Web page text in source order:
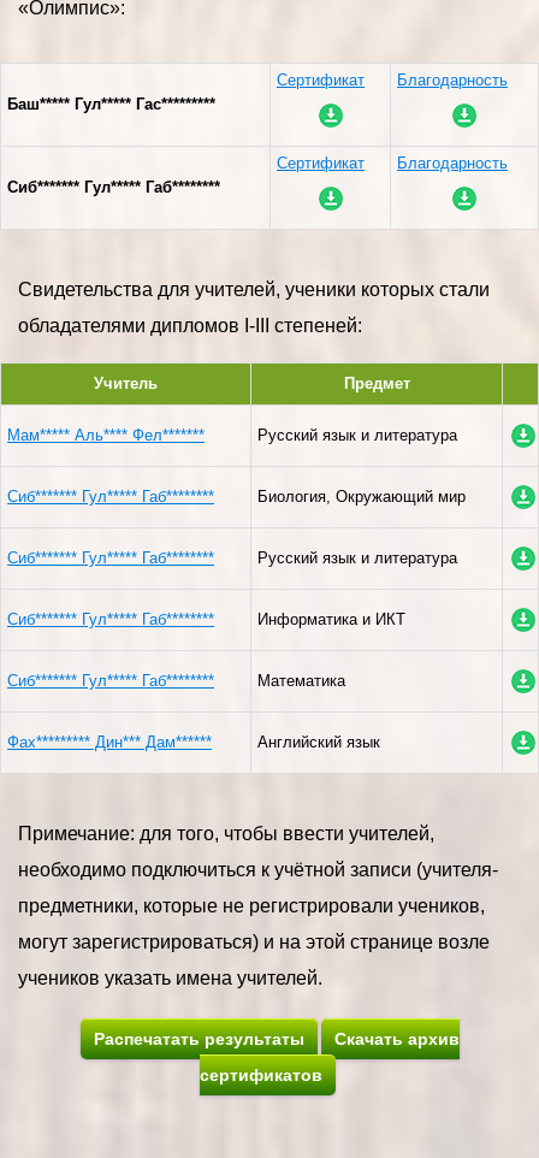
«Олимпис»:
Баш***** Гул***** Гас*********
Сертификат Благодарность
Сиб******* Гул***** Габ********
Сертификат Благодарность
Свидетельства для учителей, ученики которых стали
обладателями дипломов I-III степеней:
Учитель Предмет
Мам***** Аль**** Фел******* Русский язык и литература
Сиб******* Гул***** Габ******** Биология, Окружающий мир
Сиб******* Гул***** Габ******** Русский язык и литература
Сиб******* Гул***** Габ******** Информатика и ИКТ
Сиб******* Гул***** Габ******** Математика
Фах********* Дин*** Дам****** Английский язык
Примечание: для того, чтобы ввести учителей,
необходимо подключиться к учётной записи (учителя-
предметники, которые не регистрировали учеников,
могут зарегистрироваться) и на этой странице возле
учеников указать имена учителей.
Распечатать результаты
Скачать архив
сертификатов